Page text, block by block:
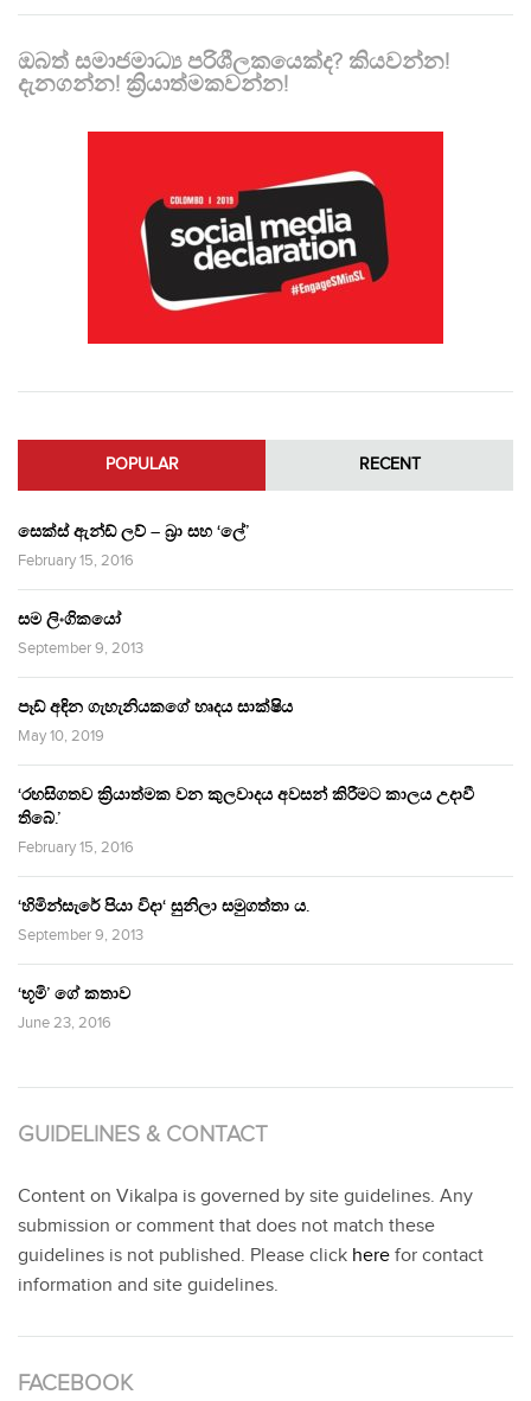
ඔබත් සමාජමාධ්‍ය පරිශීලකයෙක්ද? කියවන්න!
දැනගන්න! ක්‍රියාත්මකවන්න!
POPULAR RECENT
සෙක්ස් ඇන්ඩ් ලව් – බ්‍රා සහ ‘ලේ’
February 15, 2016
සම ලිංගිකයෝ
September 9, 2013
පෑඩ් අඳින ගැහැනියකගේ හෘදය සාක්ෂිය
May 10, 2019
‘රහසිගතව ක්‍රියාත්මක වන කුලවාදය අවසන් කිරීමට කාලය උදාවී
තිබේ.’
February 15, 2016
‘හිමින්සැරේ පියා විදා‘ සුනිලා සමුගත්තා ය.
September 9, 2013
‘භූමි’ ගේ කතාව
June 23, 2016
GUIDELINES & CONTACT
Content on Vikalpa is governed by site guidelines. Any
submission or comment that does not match these
guidelines is not published. Please click here for contact
information and site guidelines.
FACEBOOK